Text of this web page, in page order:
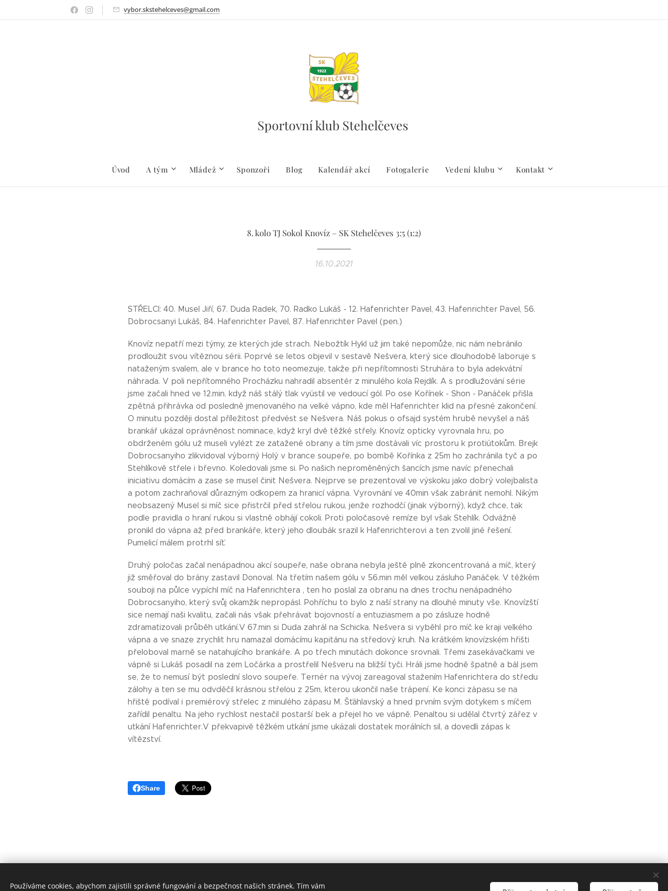
vybor.skstehelceves@gmail.com
Sportovní klub Stehelčeves
Úvod A tým Mládež Sponzoři Blog Kalendář akcí Fotogalerie Vedení klubu Kontakt
8. kolo TJ Sokol Knovíz – SK Stehelčeves 3:5 (1:2)
16.10.2021
STŘELCI: 40. Musel Jiří, 67. Duda Radek, 70. Radko Lukáš - 12. Hafenrichter Pavel, 43. Hafenrichter Pavel, 56.
Dobrocsanyi Lukáš, 84. Hafenrichter Pavel, 87. Hafenrichter Pavel (pen.)
Knovíz nepatří mezi týmy, ze kterých jde strach. Nebožtík Hykl už jim také nepomůže, nic nám nebránilo
prodloužit svou vítěznou sérii. Poprvé se letos objevil v sestavě Nešvera, který sice dlouhodobě laboruje s
nataženým svalem, ale v brance ho toto neomezuje, takže při nepřítomnosti Struhára to byla adekvátní
náhrada. V poli nepřítomného Procházku nahradil absentér z minulého kola Rejdík. A s prodlužování série
jsme začali hned ve 12.min. když náš stálý tlak vyústil ve vedoucí gól. Po ose Kořínek - Shon - Panáček přišla
zpětná přihrávka od posledně jmenovaného na velké vápno, kde měl Hafenrichter klid na přesné zakončení.
O minutu později dostal příležitost předvést se Nešvera. Náš pokus o ofsajd systém hrubě nevyšel a náš
brankář ukázal oprávněnost nominace, když kryl dvě těžké střely. Knovíz opticky vyrovnala hru, po
obdrženém gólu už museli vylézt ze zatažené obrany a tím jsme dostávali víc prostoru k protiútokům. Brejk
Dobrocsanyiho zlikvidoval výborný Holý v brance soupeře, po bombě Kořínka z 25m ho zachránila tyč a po
Stehlíkově střele i břevno. Koledovali jsme si. Po našich neproměněných šancích jsme navíc přenechali
iniciativu domácím a zase se musel činit Nešvera. Nejprve se prezentoval ve výskoku jako dobrý volejbalista
a potom zachraňoval důrazným odkopem za hranicí vápna. Vyrovnání ve 40min však zabránit nemohl. Nikým
neobsazený Musel si míč sice přistrčil před střelou rukou, jenže rozhodčí (jinak výborný), když chce, tak
podle pravidla o hraní rukou si vlastně obhájí cokoli. Proti poločasové remíze byl však Stehlík. Odvážně
pronikl do vápna až před brankáře, který jeho dloubák srazil k Hafenrichterovi a ten zvolil jiné řešení.
Pumelicí málem protrhl síť.
Druhý poločas začal nenápadnou akcí soupeře, naše obrana nebyla ještě plně zkoncentrovaná a míč, který
již směřoval do brány zastavil Donoval. Na třetím našem gólu v 56.min měl velkou zásluho Panáček. V těžkém
souboji na půlce vypíchl míč na Hafenrichtera , ten ho poslal za obranu na dnes trochu nenápadného
Dobrocsanyiho, který svůj okamžik nepropásl. Pohříchu to bylo z naší strany na dlouhé minuty vše. Knovízští
sice nemají naši kvalitu, začali nás však přehrávat bojovností a entuziasmem a po zásluze hodně
zdramatizovali průběh utkání.V 67.min si Duda zahrál na Schicka. Nešvera si vyběhl pro míč ke kraji velkého
vápna a ve snaze zrychlit hru namazal domácímu kapitánu na středový kruh. Na krátkém knovízském hřišti
přeloboval marně se natahujícího brankáře. A po třech minutách dokonce srovnali. Třemi zasekávačkami ve
vápně si Lukáš posadil na zem Ločárka a prostřelil Nešveru na bližší tyči. Hráli jsme hodně špatně a bál jsem
se, že to nemusí být poslední slovo soupeře. Ternér na vývoj zareagoval stažením Hafenrichtera do středu
zálohy a ten se mu odvděčil krásnou střelou z 25m, kterou ukončil naše trápení. Ke konci zápasu se na
hřiště podíval i premiérový střelec z minulého zápasu M. Šťáhlavský a hned prvním svým dotykem s míčem
zařídil penaltu. Na jeho rychlost nestačil postarší bek a přejel ho ve vápně. Penaltou si udělal čtvrtý zářez v
utkání Hafenrichter.V překvapivě těžkém utkání jsme ukázali dostatek morálních sil, a dovedli zápas k
vítězství.
Share
© 2018 Sportovníklub SK Stehelčeves
Používáme cookies, abychom zajistili správné fungování a bezpečnost našich stránek. Tím vám